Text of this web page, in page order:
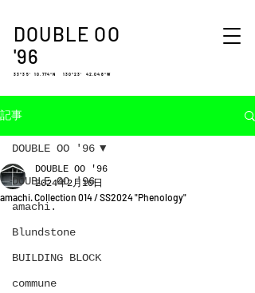
DOUBLE OO
'96
33°35′ 10.774″N 130°23′ 42.048″W
記事
DOUBLE OO '96
amachi.
Blundstone
BUILDING BLOCK
commune
DOUBLE OO '96
amachi. Collection 014 / SS2024 "Phenology"
DOUBLE OO '96
2024年2月10日